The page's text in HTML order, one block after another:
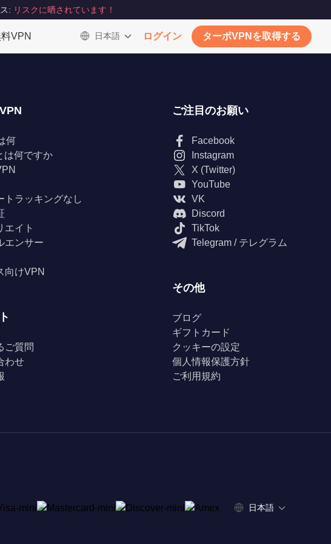
: リスクに晒されています！
VPN 日本語 ログイン ターボVPNを取得する
何
は何ですか
トラッキングなし
エイト
エンサー
向けVPN
ご質問
わせ
ご注目のお願い
Facebook
Instagram
X (Twitter)
YouTube
VK
Discord
TikTok
Telegram / テレグラム
その他
ブログ
ギフトカード
クッキーの設定
個人情報保護方針
ご利用規約
日本語